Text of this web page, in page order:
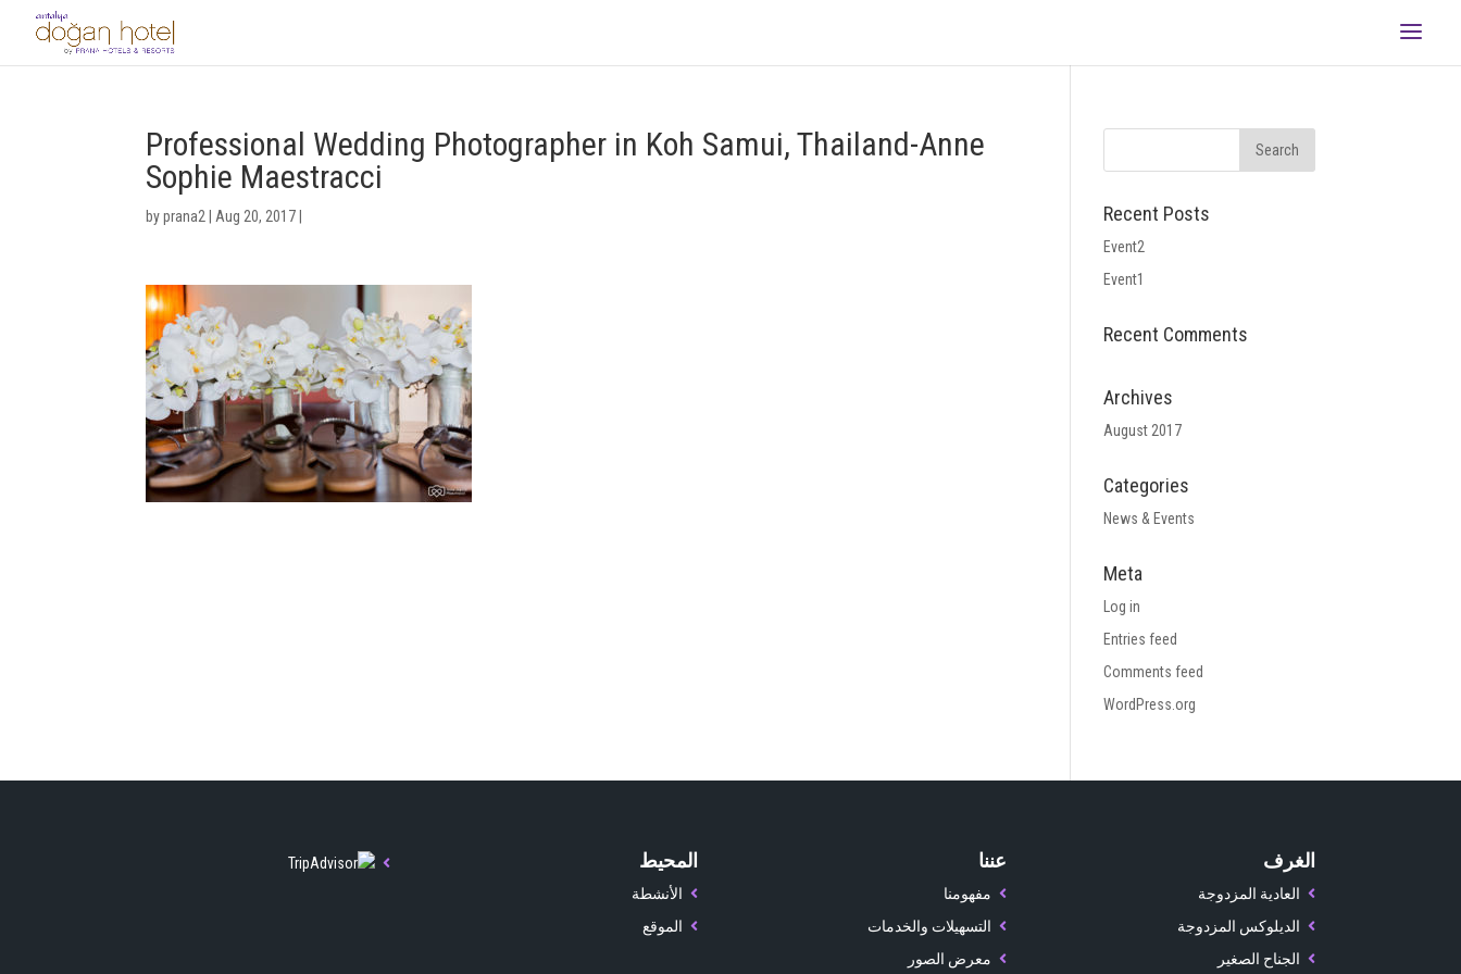
Professional Wedding Photographer in Koh Samui, Thailand-Anne
Sophie Maestracci
byprana2 Aug 20, 2017 Recent Posts
Event2
Event1
Recent Comments
Archives
August 2017
Categories
News & Events
Meta
Log in
Entries feed
Comments feed
WordPress.org
الغرف
العادية المزدوجة
الديلوكس المزدوجة
الجناح الصغير
عننا
مفهومنا
التسهيلات والخدمات
معرض الصور
المحيط
الأنشطة
الموقع